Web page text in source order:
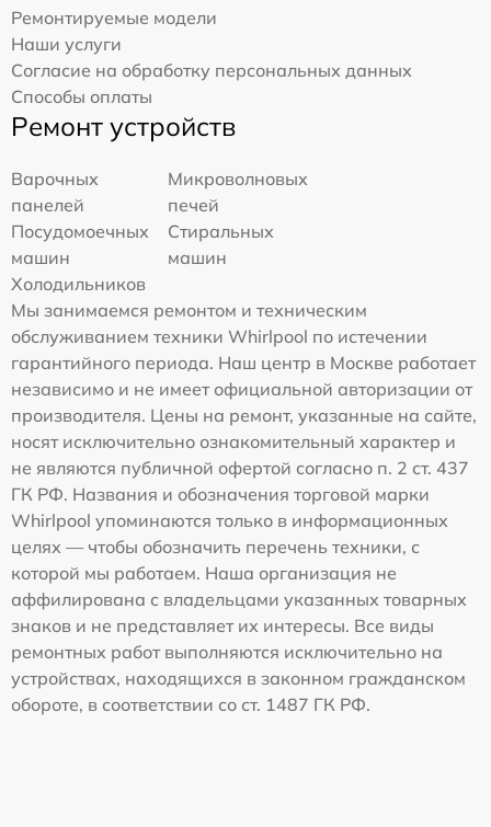
Ремонтируемые модели
Наши услуги
Согласие на обработку персональных данных
Способы оплаты
Ремонт устройств
Варочных
панелей
Микроволновых
печей
Посудомоечных
машин
Стиральных
машин
Холодильников
Мы занимаемся ремонтом и техническим
обслуживанием техники Whirlpool по истечении
гарантийного периода. Наш центр в Москве работает
независимо и не имеет официальной авторизации от
производителя. Цены на ремонт, указанные на сайте,
носят исключительно ознакомительный характер и
не являются публичной офертой согласно п. 2 ст. 437
ГК РФ. Названия и обозначения торговой марки
Whirlpool упоминаются только в информационных
целях — чтобы обозначить перечень техники, с
которой мы работаем. Наша организация не
аффилирована с владельцами указанных товарных
знаков и не представляет их интересы. Все виды
ремонтных работ выполняются исключительно на
устройствах, находящихся в законном гражданском
обороте, в соответствии со ст. 1487 ГК РФ.